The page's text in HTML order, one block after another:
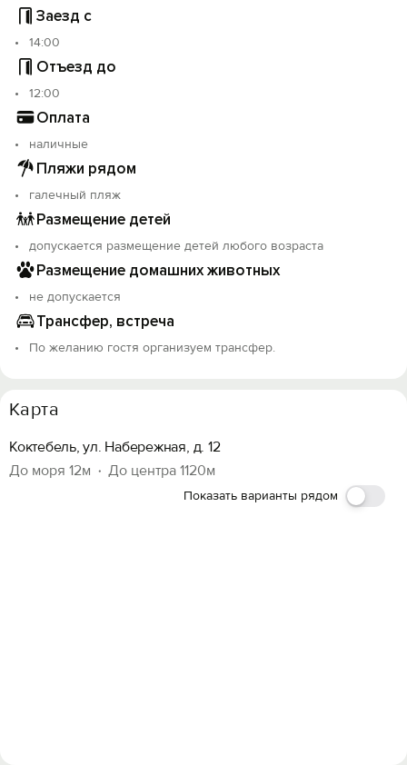
Заезд с
14:00
Отъезд до
12:00
Оплата
наличные
Пляжи рядом
галечный пляж
Размещение детей
допускается размещение детей любого возраста
Размещение домашних животных
не допускается
Трансфер, встреча
По желанию гостя организуем трансфер.
Карта
Коктебель, ул. Набережная, д. 12
До моря 12м
До центра 1120м
Показать варианты рядом